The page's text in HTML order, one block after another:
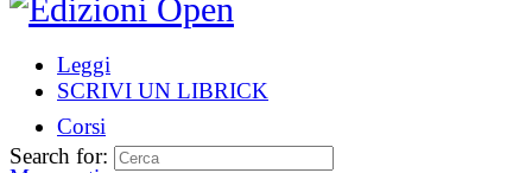
Leggi
SCRIVI UN LIBRICK
Corsi
Search for: